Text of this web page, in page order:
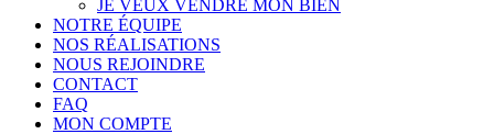
JE VEUX VENDRE MON BIEN
NOTRE ÉQUIPE
NOS RÉALISATIONS
NOUS REJOINDRE
CONTACT
FAQ
MON COMPTE